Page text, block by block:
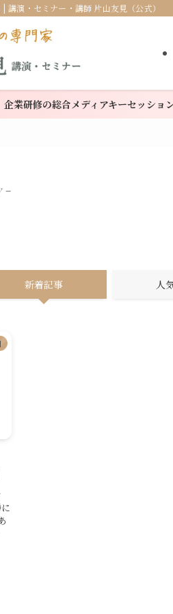
講演・セミナー・講師 片山友見（公式）
企業研修の総合メディアキーセッショ
–
新着記事 人